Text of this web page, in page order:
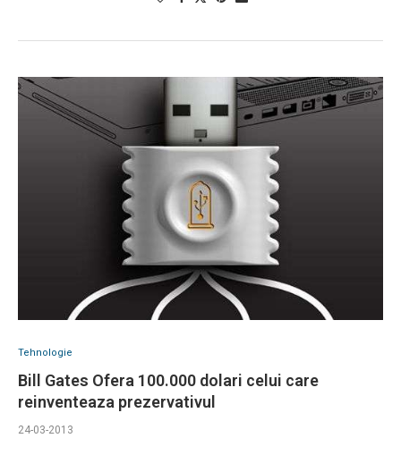
Tehnologie
Bill Gates Ofera 100.000 dolari celui care
reinventeaza prezervativul
24-03-2013